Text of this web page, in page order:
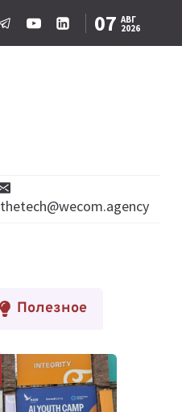
07 АВГ
2026
thetech@wecom.agency
Полезное